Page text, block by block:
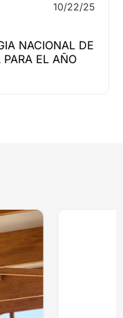
10/22/25
NACIONAL DE
EL AÑO